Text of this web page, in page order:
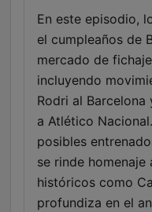
En este episodio,
el cumpleaños de
mercado de
incluyendo
Rodri al Barcelona
a Atlético
posibles
se rinde
históricos como
profundiza en el